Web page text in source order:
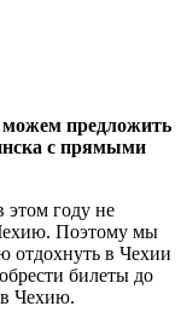
можем предложить
с прямыми
году не
Поэтому мы
отдохнуть в Чехии
билеты до
Чехию.